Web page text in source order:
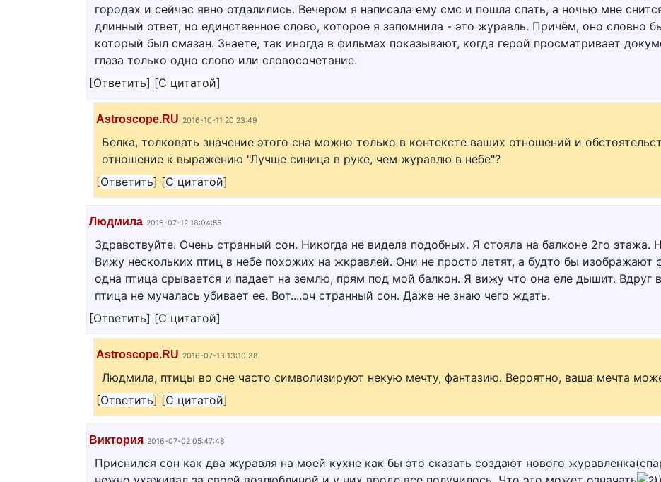
городах и сейчас явно отдалились. Вечером я написала ему смс и пошла спать, а ночью мне
длинный ответ, но единственное слово, которое я запомнила - это журавль. Причём, оно словно
который был смазан. Знаете, так иногда в фильмах показывают, когда герой просматривает
глаза только одно слово или словосочетание.
[Ответить] [С цитатой]
Astroscope.RU 2016-10-11 20:23:49
Белка, толковать значение этого сна можно только в контексте ваших отношений и
отношение к выражению "Лучше синица в руке, чем журавлю в небе"?
[Ответить] [С цитатой]
Людмила 2016-07-12 18:04:55
Здравствуйте. Очень странный сон. Никогда не видела подобных. Я стояла на балконе 2го этажа.
Вижу нескольких птиц в небе похожих на жкравлей. Они не просто летят, а будто бы изображают
одна птица срывается и падает на землю, прям под мой балкон. Я вижу что она еле дышит. Вдруг
птица не мучалась убивает ее. Вот....оч странный сон. Даже не знаю чего ждать.
[Ответить] [С цитатой]
Astroscope.RU 2016-07-13 13:10:38
Людмила, птицы во сне часто символизируют некую мечту, фантазию. Вероятно, ваша мечта
[Ответить] [С цитатой]
Виктория 2016-07-02 05:47:48
Приснился сон как два журавля на моей кухне как бы это сказать создают нового